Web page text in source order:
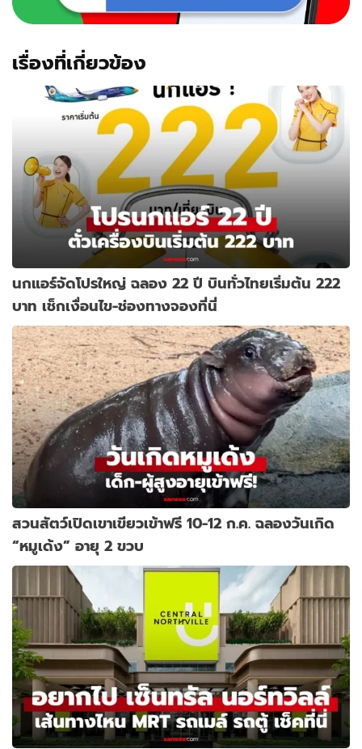
เรื่องที่เกี่ยวข้อง
นกแอร์จัดโปรใหญ่ ฉลอง 22 ปี บินทั่วไทยเริ่มต้น 222
บาท เช็กเงื่อนไข-ช่องทางจองที่นี่
สวนสัตว์เปิดเขาเขียวเข้าฟรี 10-12 ก.ค. ฉลองวันเกิด
“หมูเด้ง” อายุ 2 ขวบ